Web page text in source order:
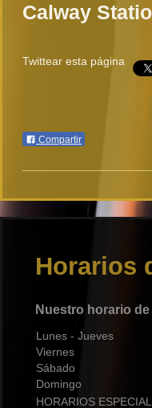
Calway
Twittear esta página
Compartir
Horarios
Nuestro horario
Lunes - Jueves
Viernes
Sábado
Domingo
HORARIOS